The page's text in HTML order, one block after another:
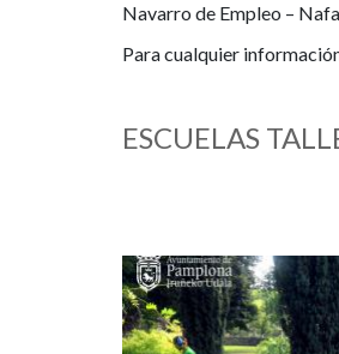
Navarro de Empleo –
Para cualquier
ESCUELAS
Imagen